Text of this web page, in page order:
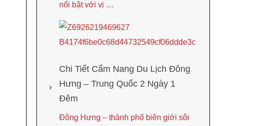
nổi bật với vị …
Chi Tiết Cẩm Nang Du Lịch Đông
Hưng – Trung Quốc 2 Ngày 1
Đêm
Đông Hưng – thành phố biên giới sôi